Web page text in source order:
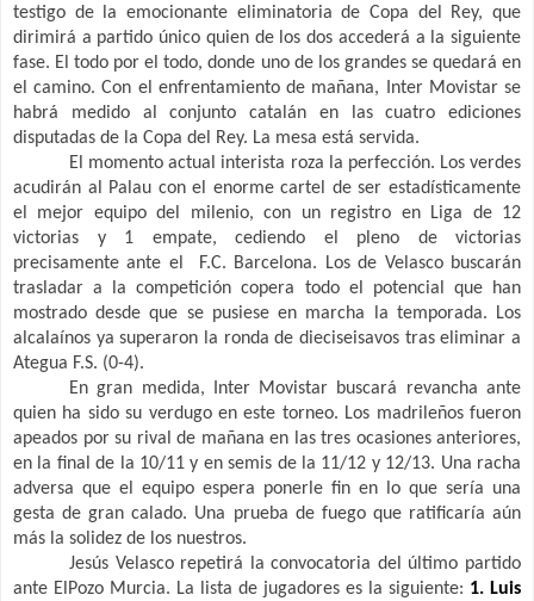
testigo de la emocionante eliminatoria de Copa del Rey, que
dirimirá a partido único quien de los dos accederá a la siguiente
fase. El todo por el todo, donde uno de los grandes se quedará en
el camino. Con el enfrentamiento de mañana, Inter Movistar se
habrá medido al conjunto catalán en las cuatro ediciones
disputadas de la Copa del Rey. La mesa está servida.
El momento actual interista roza la perfección. Los verdes
acudirán al Palau con el enorme cartel de ser estadísticamente
el mejor equipo del milenio, con un registro en Liga de 12
victorias y 1 empate, cediendo el pleno de victorias
precisamente ante el F.C. Barcelona. Los de Velasco buscarán
trasladar a la competición copera todo el potencial que han
mostrado desde que se pusiese en marcha la temporada. Los
alcalaínos ya superaron la ronda de dieciseisavos tras eliminar a
Ategua F.S. (0-4).
En gran medida, Inter Movistar buscará revancha ante
quien ha sido su verdugo en este torneo. Los madrileños fueron
apeados por su rival de mañana en las tres ocasiones anteriores,
en la final de la 10/11 y en semis de la 11/12 y 12/13. Una racha
adversa que el equipo espera ponerle fin en lo que sería una
gesta de gran calado. Una prueba de fuego que ratificaría aún
más la solidez de los nuestros.
Jesús Velascorepetirá la convocatoria del último partido
ante ElPozo Murcia. La lista de jugadores es la siguiente: 1. Luis